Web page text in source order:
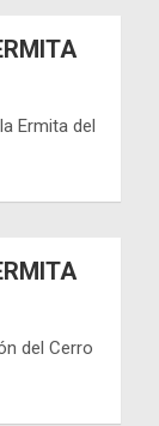
Ermita del
del Cerro